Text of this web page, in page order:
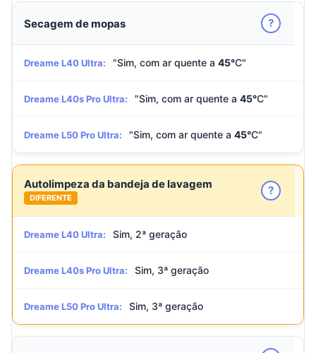
Secagem de mopas ?
Dreame L40 Ultra: "Sim, com ar quente a 45°C"
Dreame L40s Pro Ultra: "Sim, com ar quente a 45°C"
Dreame L50 Pro Ultra: "Sim, com ar quente a 45°C"
Autolimpeza da bandeja de lavagem
DIFERENTE
?
Dreame L40 Ultra: Sim, 2ª geração
Dreame L40s Pro Ultra: Sim, 3ª geração
Dreame L50 Pro Ultra: Sim, 3ª geração